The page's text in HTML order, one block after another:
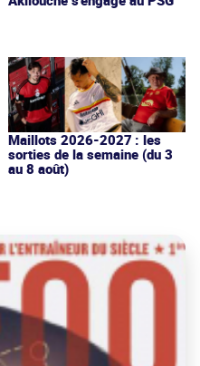
Maillots 2026-2027 : les
sorties de la semaine (du 3
au 8 août)